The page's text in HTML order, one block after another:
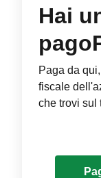
Hai
Paga da
fiscale
che trovi sul